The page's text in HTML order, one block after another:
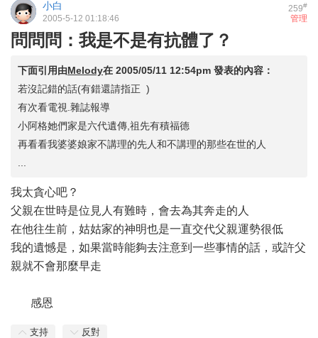
259#
小白
管理
2005-5-12 01:18:46
問問問：我是不是有抗體了？
下面引用由Melody在 2005/05/11 12:54pm 發表的內容：
若沒記錯的話(有錯還請指正 )
有次看電視.雜誌報導
小阿格她們家是六代遺傳,祖先有積福德
再看看我婆婆娘家不講理的先人和不講理的那些在世的人
我太貪心吧？
父親在世時是位見人有難時，會去為其奔走的人
在他往生前，姑姑家的神明也是一直交代父親運勢很低
我的遺憾是，如果當時能夠去注意到一些事情的話，或許父
親就不會那麼早走
感恩
支持 反對